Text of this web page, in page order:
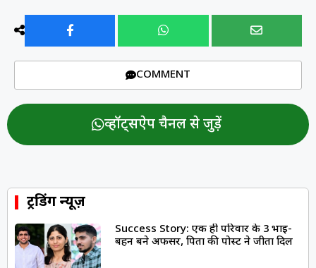
COMMENT
व्हॉट्सऐप चैनल से जुड़ें
ट्रेंडिंग न्यूज़
Success Story: एक ही परिवार के 3 भाई-
बहन बने अफसर, पिता की पोस्ट ने जीता दिल